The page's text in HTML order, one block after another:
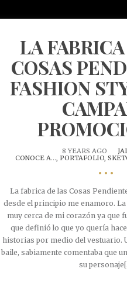
LA
COSAS
FASHION
8 YEARS AGO
CONOCE A..., PORTAFOLIO,
•••
La fabrica de las Cosas
desde el principio me enamoro.
muy cerca de mi corazón ya que
que definió lo que yo quería
historias por medio del vestuario.
baile, sabiamente comentaba que
su